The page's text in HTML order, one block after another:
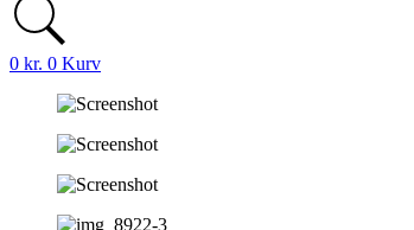
0 kr. 0 Kurv